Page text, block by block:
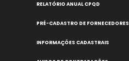
RELATÓRIO ANUAL CPQD
PRÉ-CADASTRO DE FORNECEDORES
INFORMAÇÕES CADASTRAIS